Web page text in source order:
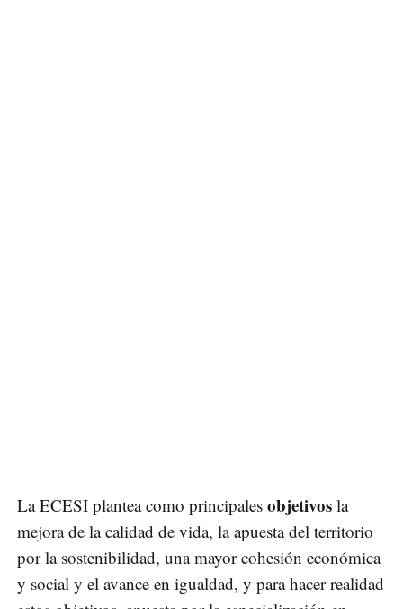
La ECESI plantea como principales objetivos la
mejora de la calidad de vida, la apuesta del territorio
por la sostenibilidad, una mayor cohesión económica
y social y el avance en igualdad, y para hacer realidad